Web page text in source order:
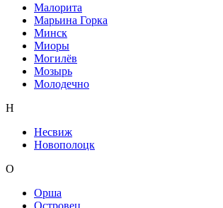
Малорита
Марьина Горка
Минск
Миоры
Могилёв
Мозырь
Молодечно
Н
Несвиж
Новополоцк
О
Орша
Островец